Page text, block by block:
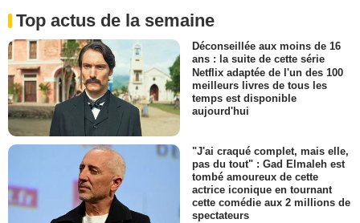
Top actus de la semaine
Déconseillée aux moins de 16
ans : la suite de cette série
Netflix adaptée de l'un des 100
meilleurs livres de tous les
temps est disponible
aujourd'hui
"J'ai craqué complet, mais elle,
pas du tout" : Gad Elmaleh est
tombé amoureux de cette
actrice iconique en tournant
cette comédie aux 2 millions de
spectateurs